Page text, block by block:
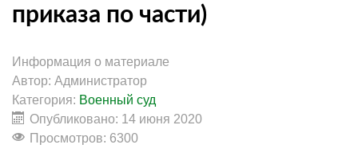
приказа по части)
Информация о материале
Автор: Администратор
Категория: Военный суд
Опубликовано: 14 июня 2020
Просмотров: 6300